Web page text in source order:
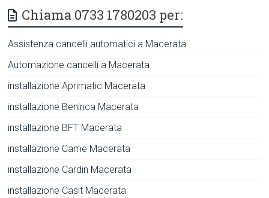
Chiama 0733 1780203 per:
Assistenza cancelli automatici a Macerata
Automazione cancelli a Macerata
installazione Aprimatic Macerata
installazione Beninca Macerata
installazione BFT Macerata
installazione Came Macerata
installazione Cardin Macerata
installazione Casit Macerata